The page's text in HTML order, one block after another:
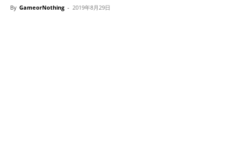
By GameorNothing - 2019年8月29日